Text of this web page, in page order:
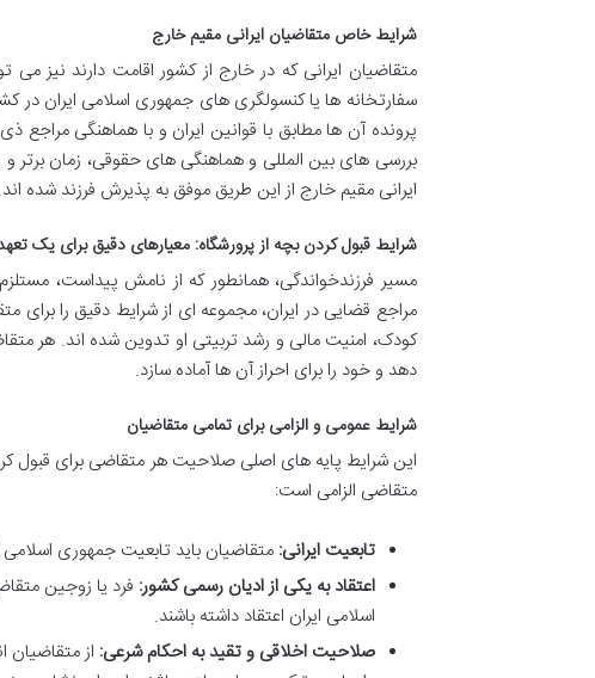
شرایط خاص متقاضیان ایرانی مقیم خارج
متقاضیان ایرانی که در خارج از کشور اقامت دارند نیز می
سفارتخانه ها یا کنسولگری های جمهوری اسلامی ایران در
پرونده آن ها مطابق با قوانین ایران و با هماهنگی
بررسی های بین المللی و هماهنگی های حقوقی، زمان برتر
ایرانی مقیم خارج از این طریق موفق به پذیرش فرزند شده اند.
شرایط قبول کردن بچه از پرورشگاه: معیارهای دقیق برای یک
مسیر فرزندخواندگی، همانطور که از نامش پیداست،
مراجع قضایی در ایران، مجموعه ای از شرایط دقیق را
کودک، امنیت مالی و رشد تربیتی او تدوین شده اند. هر
دهد و خود را برای احراز آن ها آماده سازد.
شرایط عمومی و الزامی برای تمامی متقاضیان
این شرایط پایه های اصلی صلاحیت هر متقاضی برای قبول
متقاضی الزامی است:
تابعیت ایرانی:متقاضیان باید تابعیت جمهوری اسلامی
اعتقاد به یکی از ادیان رسمی کشور: فرد یا زوجین
اسلامی ایران اعتقاد داشته باشند.
صلاحیت اخلاقی و تقید به احکام شرعی: از متقاضیان